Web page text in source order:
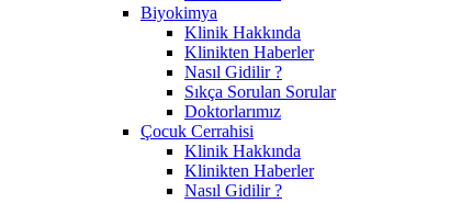
Biyokimya
Klinik Hakkında
Klinikten Haberler
Nasıl Gidilir ?
Sıkça Sorulan Sorular
Doktorlarımız
Çocuk Cerrahisi
Klinik Hakkında
Klinikten Haberler
Nasıl Gidilir ?